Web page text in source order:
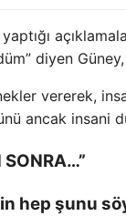
yaptığı
diyen
vererek,
ancak insani
SONRA…”
hep şunu